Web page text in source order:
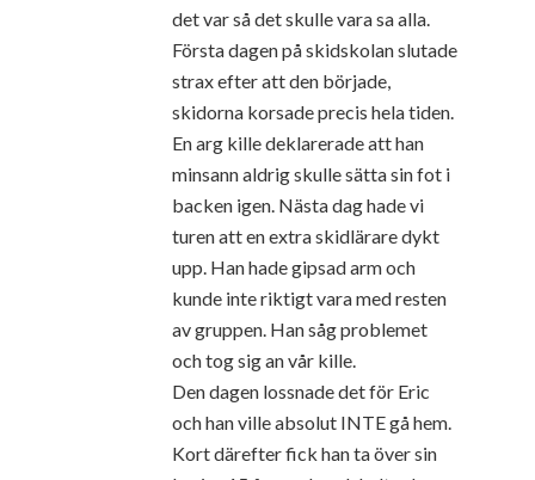
det var så det skulle vara sa alla.
Första dagen på skidskolan slutade
strax efter att den började,
skidorna korsade precis hela tiden.
En arg kille deklarerade att han
minsann aldrig skulle sätta sin fot i
backen igen. Nästa dag hade vi
turen att en extra skidlärare dykt
upp. Han hade gipsad arm och
kunde inte riktigt vara med resten
av gruppen. Han såg problemet
och tog sig an vår kille.
Den dagen lossnade det för Eric
och han ville absolut INTE gå hem.
Kort därefter fick han ta över sin